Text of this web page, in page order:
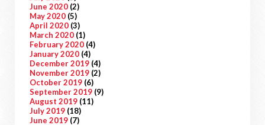
June 2020 (2)
May 2020 (5)
April 2020 (3)
March 2020 (1)
February 2020 (4)
January 2020 (4)
December 2019 (4)
November 2019 (2)
October 2019 (6)
September 2019 (9)
August 2019 (11)
July 2019 (18)
June 2019 (7)